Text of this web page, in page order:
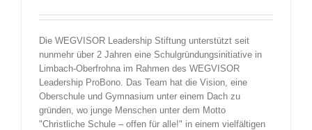
Die WEGVISOR Leadership Stiftung unterstützt seit
nunmehr über 2 Jahren eine Schulgründungsinitiative in
Limbach-Oberfrohna im Rahmen des WEGVISOR
Leadership ProBono. Das Team hat die Vision, eine
Oberschule und Gymnasium unter einem Dach zu
gründen, wo junge Menschen unter dem Motto
"Christliche Schule – offen für alle!" in einem vielfältigen